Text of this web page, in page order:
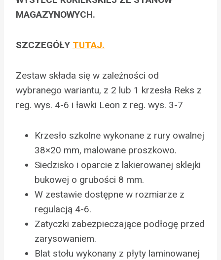
MAGAZYNOWYCH.
SZCZEGÓŁY TUTAJ.
Zestaw składa się w zależności od
wybranego wariantu, z 2 lub 1 krzesła Reks z
reg. wys. 4-6 i ławki Leon z reg. wys. 3-7
Krzesło szkolne wykonane z rury owalnej
38×20 mm, malowane proszkowo.
Siedzisko i oparcie z lakierowanej sklejki
bukowej o grubości 8 mm.
W zestawie dostępne w rozmiarze z
regulacją 4-6.
Zatyczki zabezpieczające podłogę przed
zarysowaniem.
Blat stołu wykonany z płyty laminowanej